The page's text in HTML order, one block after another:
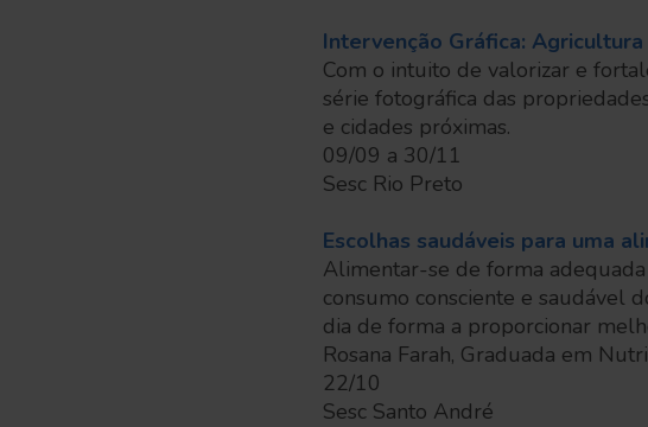
Intervenção Gráfica:
Com o intuito de valorizar e
série fotográfica das
e cidades próximas.
09/09 a 30/11
Sesc Rio Preto
Escolhas saudáveis para uma
Alimentar-se de forma
consumo consciente e saudável
dia de forma a proporcionar
Rosana Farah, Graduada em
22/10
Sesc Santo André